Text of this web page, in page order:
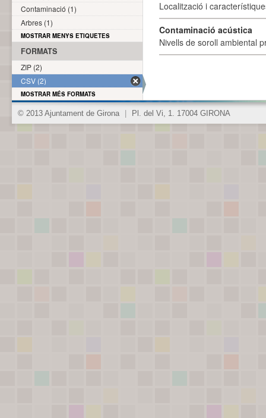
Localització i
Contaminació acústica
Nivells de soroll ambiental
Contaminació (1)
Arbres (1)
MOSTRAR MENYS ETIQUETES
FORMATS
ZIP (2)
CSV (2)
MOSTRAR MÉS FORMATS
© 2013 Ajuntament de Girona Pl. del Vi, 1. 17004 GIRONA